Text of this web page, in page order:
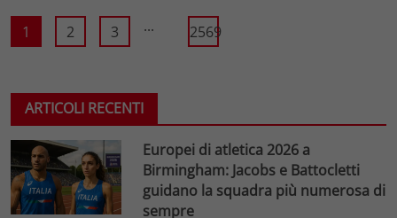
1 2 3 ... 2569
ARTICOLI RECENTI
Europei di atletica 2026 a
Birmingham: Jacobs e Battocletti
guidano la squadra più numerosa di
sempre